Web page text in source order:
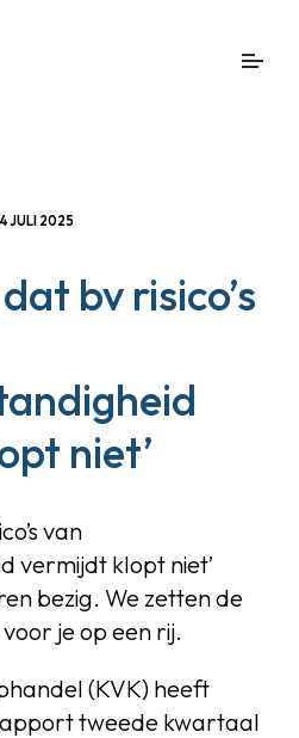
JULI 2025
bv risico’s
niet’
van
vermijdt klopt niet’
bezig. We zetten de
je op een rij.
(KVK) heeft
tweede kwartaal